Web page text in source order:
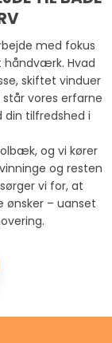
med fokus
håndværk. Hvad
skiftet vinduer
vores erfarne
tilfredshed i
og vi kører
og resten
vi for, at
– uanset